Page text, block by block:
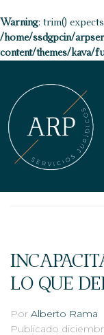
Warning: trim()
/home/ssdgpcin/
content/themes/kava/
LO QUE
Por Alberto Rama
Publicado